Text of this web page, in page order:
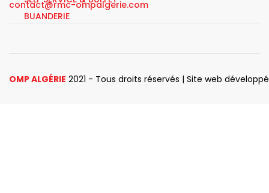
BUANDERIE
contact@rmc-ompalgerie.com
OMP ALGÉRIE 2021 - Tous droits réservés | Site web